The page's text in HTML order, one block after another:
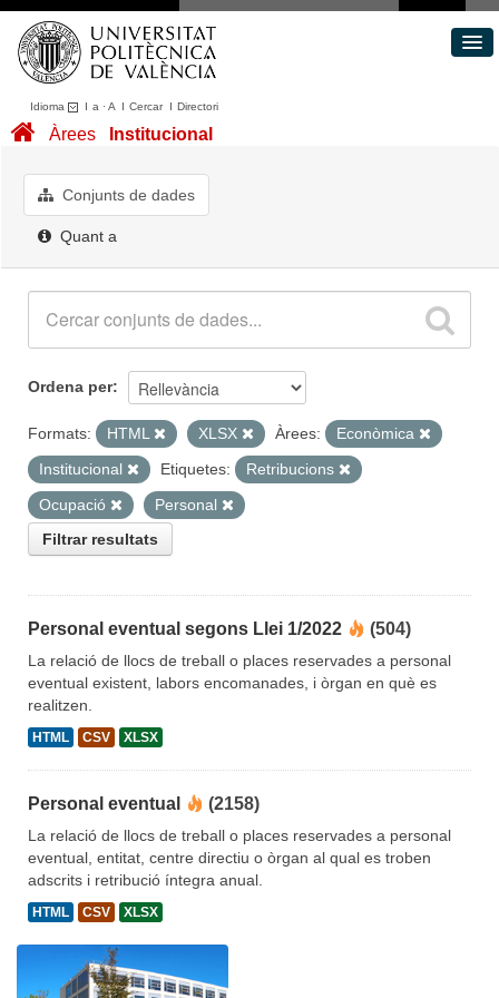
Idioma I a ·A I CercarI Directori
Conjunts de dades
Quant a
Àrees Institucional
Conjunts de dades
Quant a
Ordena per
Formats: HTML XLSX Àrees:
Econòmica
Institucional
Etiquetes:
Retribucions
Ocupació
Personal
Filtrar resultats
Personal eventual segons Llei 1/2022 (504)
La relació de llocs de treball o places reservades a personal
eventual existent, labors encomanades, i òrgan en què es
realitzen.
HTML CSV XLSX
Personal eventual (2158)
La relació de llocs de treball o places reservades a personal
eventual, entitat, centre directiu o òrgan al qual es troben
adscrits i retribució íntegra anual.
HTML CSV XLSX